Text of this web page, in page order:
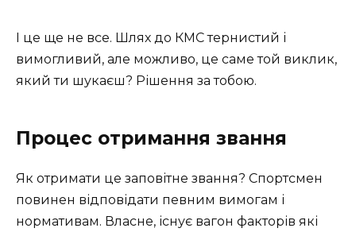
І це ще не все. Шлях до КМС тернистий і
вимогливий, але можливо, це саме той виклик,
який ти шукаєш? Рішення за тобою.
Процес отримання звання
Як отримати це заповітне звання? Спортсмен
повинен відповідати певним вимогам і
нормативам. Власне, існує вагон факторів які